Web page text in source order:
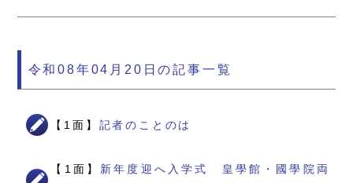
令和08年04月20日の記事一覧
【1面】 記者のことのは
【1面】 新年度迎へ入学式 皇學館・國學院両